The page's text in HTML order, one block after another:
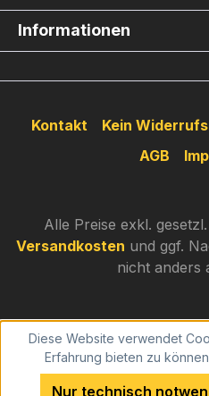
Informationen
Kontakt Kein
AGB
Alle Preise exkl.
Versandkosten und ggf.
nicht anders
Diese Website verwendet
Erfahrung bieten zu
Nur technisch